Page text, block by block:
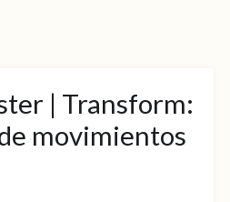
| Transform:
movimientos